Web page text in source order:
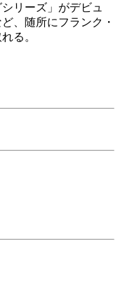
リーズ」がデビュ
、随所にフランク・
る。